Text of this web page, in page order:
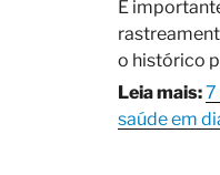
É
o histórico
Leia mais:7
saúde em